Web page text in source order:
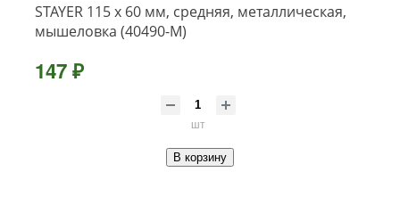
STAYER 115 х 60 мм, средняя, металлическая,
мышеловка (40490-M)
147 ₽
шт
В корзину